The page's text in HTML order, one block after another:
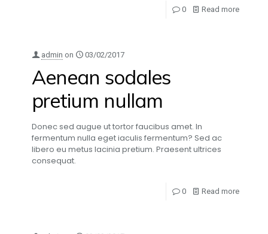
0 Read more
admin on 03/02/2017
Aenean sodales
pretium nullam
Donec sed augue ut tortor faucibus amet. In
fermentum nulla eget iaculis fermentum? Sed ac
libero eu metus lacinia pretium. Praesent ultrices
consequat.
0 Read more